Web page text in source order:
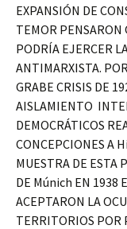
EXPANSIÓN DE
TEMOR
PODRÍA EJERCER
ANTIMARXISTA.
GRABE CRISIS DE
AISLAMIENTO
DEMOCRÁTICOS
CONCEPCIONES A
MUESTRA DE ESTA
DE Múnich EN 1938
ACEPTARON LA
TERRITORIOS POR